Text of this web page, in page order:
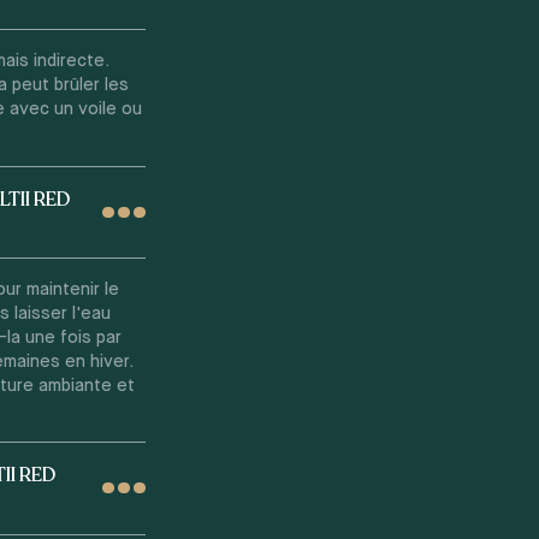
indirecte.
peut brûler les
avec un voile ou
RED
maintenir le
laisser l'eau
la une fois par
en hiver.
ambiante et
RED